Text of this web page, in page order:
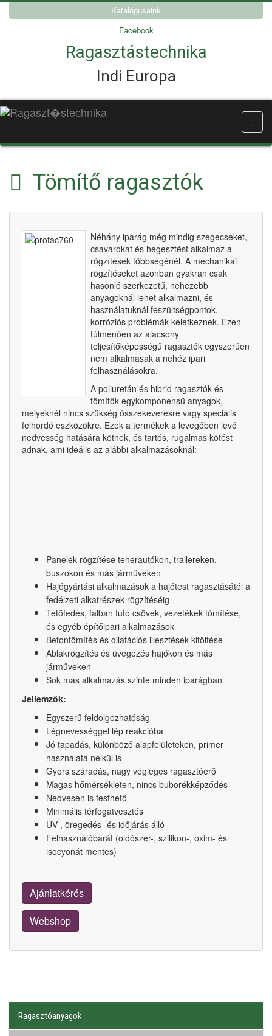
Katalógusaink
Facebook
Ragasztástechnika
Indi Europa
Tömítő ragasztók
Néhány iparág még mindig szegecseket,
csavarokat és hegesztést alkalmaz a
rögzítések többségénél. A mechanikai
rögzítéseket azonban gyakran csak
hasonló szerkezetű, nehezebb
anyagoknál lehet alkalmazni, és
használatuknál feszültségpontok,
korróziós problémák keletkeznek. Ezen
túlmenően az alacsony
teljesítőképességű ragasztók egyszerűen
nem alkalmasak a nehéz ipari
felhasználásokra.
A poliuretán és hibrid ragasztók és
tömítők egykomponensű anyagok,
melyeknél nincs szükség összekeverésre vagy speciális
felhordó eszközökre. Ezek a termékek a levegőben levő
nedvesség hatására kötnek, és tartós, rugalmas kötést
adnak, ami ideális az alábbi alkalmazásoknál:
Panelek rögzítése teherautókon, trailereken,
buszokon és más járműveken
Hajógyártási alkalmazások a hajótest ragasztásától a
fedélzeti alkatrészek rögzítéséig
Tetőfedés, falban futó csövek, vezetékek tömítése,
és egyéb építőipari alkalmazások
Betontömítés és dilatációs illesztések kitöltése
Ablakrögzítés és üvegezés hajókon és más
járműveken
Sok más alkalmazás szinte minden iparágban
Jellemzők:
Egyszerű feldolgozhatóság
Légnevességgel lép reakcióba
Jó tapadás, különböző alapfelületeken, primer
használata nélkül is
Gyors száradás, nagy végleges ragasztóerő
Magas hőmérsékleten, nincs buborékképződés
Nedvesen is festhető
Minimális térfogatvesztés
UV-, öregedés- és időjárás álló
Felhasználóbarát (oldószer-, szilikon-, oxim- és
isocyonát mentes)
Ajánlatkérés
Webshop
Ragasztóanyagok